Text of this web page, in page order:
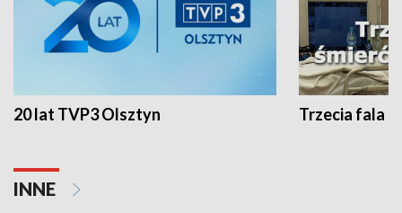
20 lat TVP3 Olsztyn Trzecia fala -
INNE